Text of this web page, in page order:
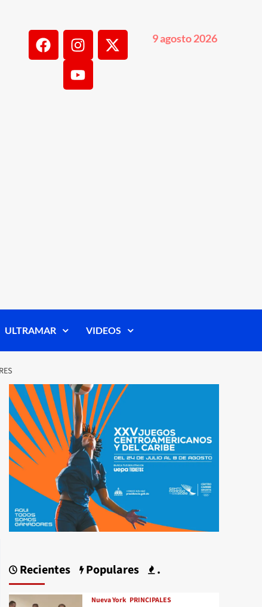
9 agosto 2026
ULTRAMAR VIDEOS
Recientes Populares .
Nueva York PRINCIPALES